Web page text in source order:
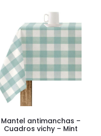
Mantel antimanchas –
Cuadros vichy – Mint